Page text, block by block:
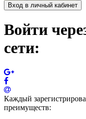
Вход в личный кабинет
Войти
сети:
Каждый
преимуществ: